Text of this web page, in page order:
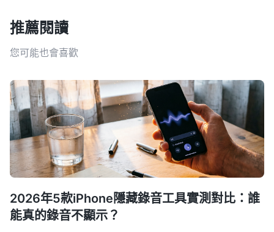
推薦閱讀
您可能也會喜歡
2026年5款iPhone隱藏錄音工具實測對比：誰
能真的錄音不顯示？